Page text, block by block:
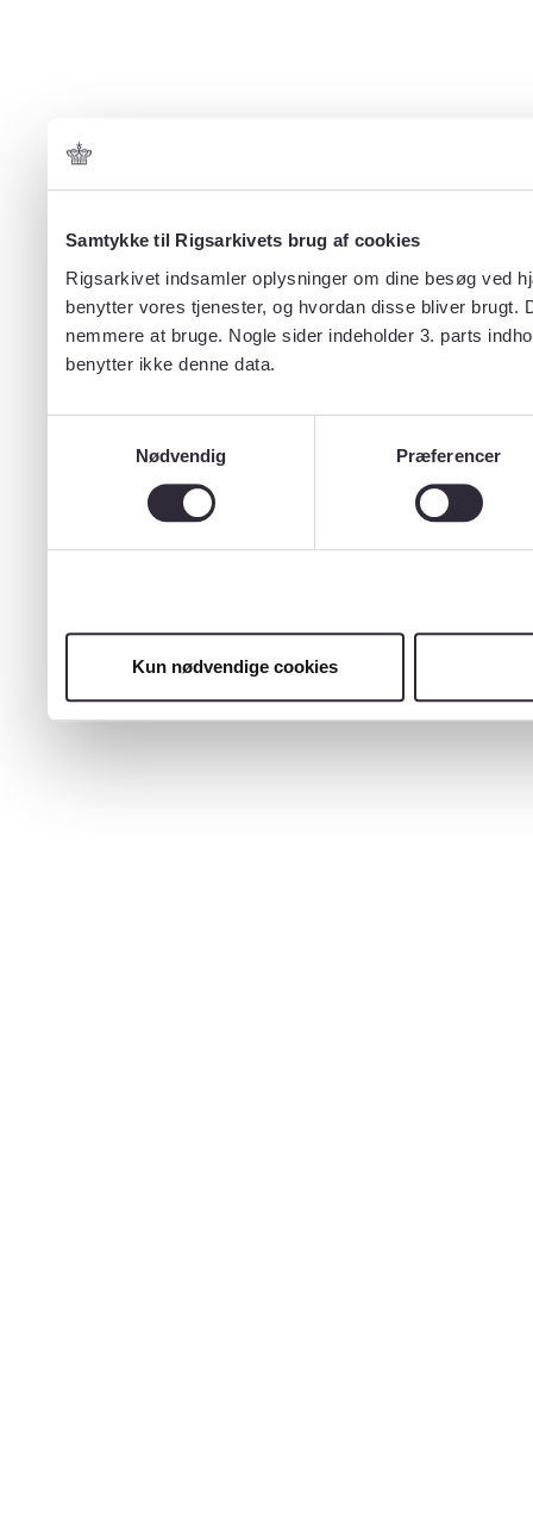
Samtykke til Rigsarkivets brug af cookies
Rigsarkivet indsamler oplysninger om dine besøg ved
benytter vores tjenester, og hvordan disse bliver
nemmere at bruge. Nogle sider indeholder 3. parts
benytter ikke denne data.
Nødvendig
Præferencer
Kun nødvendige cookies